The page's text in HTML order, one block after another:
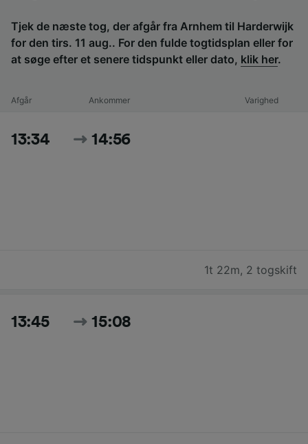
Tjek de næste tog, der afgår fra Arnhem til Harderwijk
for den tirs. 11 aug.. For den fulde togtidsplan eller for
at søge efter et senere tidspunkt eller dato, klik her.
Afgår Ankommer Varighed
13:34 14:56
1t 22m, 2 togskift
13:45 15:08